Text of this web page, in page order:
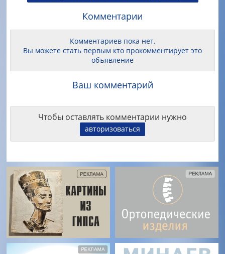
Комментарии
Комментариев пока нет.
Вы можете стать первым кто прокомментирует это
объявление
Ваш комментарий
Чтобы оставлять комментарии нужно
авторизоваться